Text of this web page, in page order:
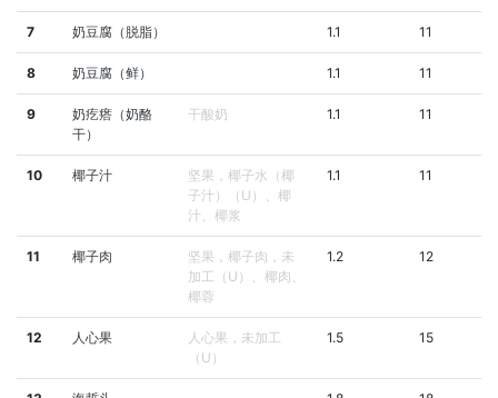
7 奶豆腐（脱脂） 1.1 11
8 奶豆腐（鲜） 1.1 11
9
奶疙瘩（奶酪
干）
干酸奶 1.1 11
10 椰子汁
坚果，椰子水（椰
子汁）（U）、椰
汁、椰浆
1.1 11
11 椰子肉
坚果，椰子肉，未
加工（U）、椰肉、
椰蓉
1.2 12
12 人心果
人心果，未加工
（U）
1.5 15